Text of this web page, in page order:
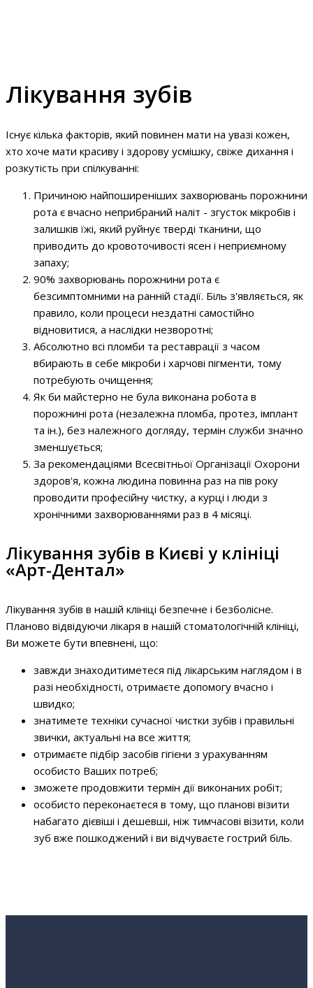
Лікування зубів
Існує кілька факторів, який повинен мати на увазі кожен,
хто хоче мати красиву і здорову усмішку, свіже дихання і
розкутість при спілкуванні:
Причиною найпоширеніших захворювань порожнини
рота є вчасно неприбраний наліт - згусток мікробів і
залишків їжі, який руйнує тверді тканини, що
приводить до кровоточивості ясен і неприємному
запаху;
90% захворювань порожнини рота є
безсимптомними на ранній стадії. Біль з'являється, як
правило, коли процеси нездатні самостійно
відновитися, а наслідки незворотні;
Абсолютно всі пломби та реставрації з часом
вбирають в себе мікроби і харчові пігменти, тому
потребують очищення;
Як би майстерно не була виконана робота в
порожнині рота (незалежна пломба, протез, імплант
та ін.), без належного догляду, термін служби значно
зменшується;
За рекомендаціями Всесвітньої Організації Охорони
здоров'я, кожна людина повинна раз на пів року
проводити професійну чистку, а курці і люди з
хронічними захворюваннями раз в 4 місяці.
Лікування зубів в Києві у клініці
«Арт-Дентал»
Лікування зубів в нашій клініці безпечне і безболісне.
Планово відвідуючи лікаря в нашій стоматологічній клініці,
Ви можете бути впевнені, що:
завжди знаходитиметеся під лікарським наглядом і в
разі необхідності, отримаєте допомогу вчасно і
швидко;
знатимете техніки сучасної чистки зубів і правильні
звички, актуальні на все життя;
отримаєте підбір засобів гігієни з урахуванням
особисто Ваших потреб;
зможете продовжити термін дії виконаних робіт;
особисто переконаєтеся в тому, що планові візити
набагато дієвіші і дешевші, ніж тимчасові візити, коли
зуб вже пошкоджений і ви відчуваєте гострий біль.